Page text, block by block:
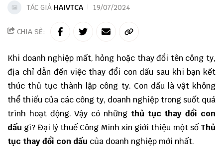
TÁC GIẢ HAIVTCA 19/07/2024
CHIA SẺ:
Khi doanh nghiệp mất, hỏng hoặc thay đổi tên công ty,
địa chỉ dẫn đến việc thay đổi con dấu sau khi bạn kết
thúc thủ tục thành lập công ty. Con dấu là vật không
thể thiếu của các công ty, doanh nghiệp trong suốt quá
trình hoạt động. Vậy có những thủ tục thay đổi con
dấu gì? Đại lý thuế Công Minh xin giới thiệu một số Thủ
tục thay đổi con dấu của doanh nghiệp mới nhất.